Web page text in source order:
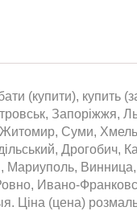
(купити), купить
Запоріжжя,
Суми,
Дрогобич,
Мариуполь,
Ивано-
(цена)